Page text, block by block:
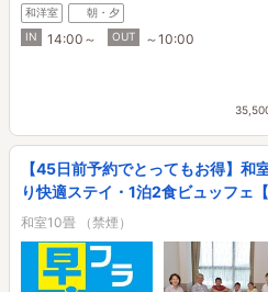
和洋室
朝・夕
IN
14:00～ OUT ～10:00
【45日前予約でとってもお得】和
り快適ステイ・1泊2食ビュッフェ【
和室10畳 （禁煙）